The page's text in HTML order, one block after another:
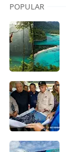
POPULAR